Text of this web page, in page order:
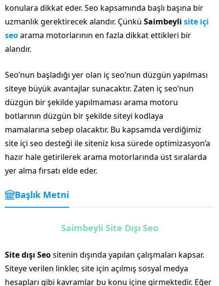
konulara dikkat eder. Seo kapsamında başlı başına bir
uzmanlık gerektirecek alandır. Çünkü Saimbeyli site içi
seoarama motorlarının en fazla dikkat ettikleri bir
alandır.
Seo’nun başladığı yer olan iç seo’nun düzgün yapılması
siteye büyük avantajlar sunacaktır. Zaten iç seo’nun
düzgün bir şekilde yapılmaması arama motoru
botlarının düzgün bir şekilde siteyi kodlaya
mamalarına sebep olacaktır. Bu kapsamda verdiğimiz
site içi seo desteği ile siteniz kısa sürede optimizasyon’a
hazır hale getirilerek arama motorlarında üst sıralarda
yer alma fırsatı elde eder.
Başlık Metni
Saimbeyli Site Dışı Seo
Site dışı Seositenin dışında yapılan çalışmaları kapsar.
Siteye verilen linkler, site için açılmış sosyal medya
hesapları gibi kavramlar bu konu içine girmektedir. Eğer